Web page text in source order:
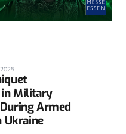
Military
Armed
Ukraine